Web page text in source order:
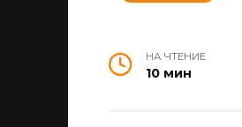
НА ЧТЕНИЕ
10 мин